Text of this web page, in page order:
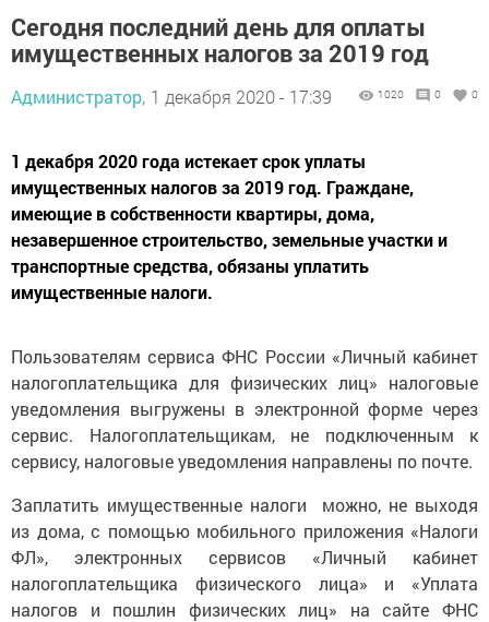
Сегодня последний день для оплаты
имущественных налогов за 2019 год
Администратор, 1 декабря 2020 - 17:39 1020 0 0
1 декабря 2020 года истекает срок уплаты
имущественных налогов за 2019 год. Граждане,
имеющие в собственности квартиры, дома,
незавершенное строительство, земельные участки и
транспортные средства, обязаны уплатить
имущественные налоги.
Пользователям сервиса ФНС России «Личный кабинет
налогоплательщика для физических лиц» налоговые
уведомления выгружены в электронной форме через
сервис. Налогоплательщикам, не подключенным к
сервису, налоговые уведомления направлены по почте.
Заплатить имущественные налоги можно, не выходя
из дома, с помощью мобильного приложения «Налоги
ФЛ», электронных сервисов «Личный кабинет
налогоплательщика физического лица» и «Уплата
налогов и пошлин физических лиц» на сайте ФНС